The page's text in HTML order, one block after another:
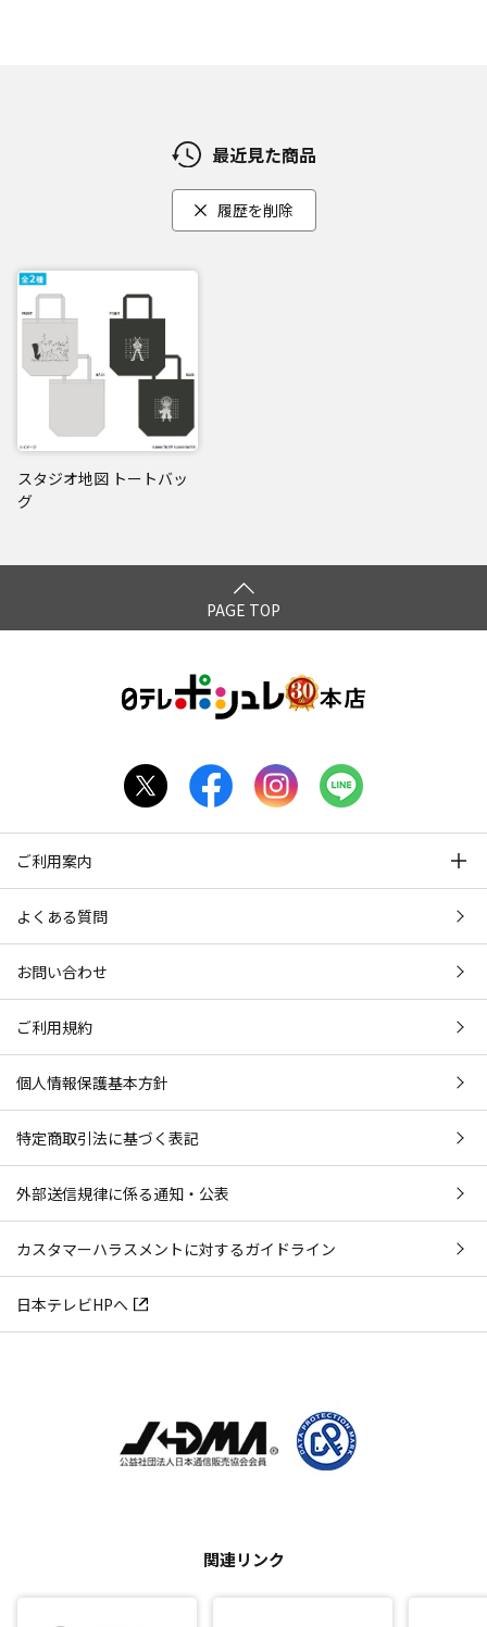
最近見た商品
履歴を削除
スタジオ地図 トートバッ
グ
PAGE TOP
ご利用案内
よくある質問
お問い合わせ
ご利用規約
個人情報保護基本方針
特定商取引法に基づく表記
外部送信規律に係る通知・公表
カスタマーハラスメントに対するガイドライン
日本テレビHPへ
関連リンク